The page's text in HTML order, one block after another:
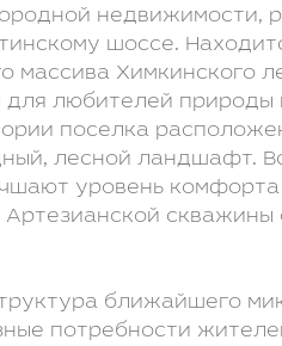
недвижимости,
шоссе.
массива Химкинского
для любителей природы
поселка
лесной ландшафт.
уровень
скважины
ближайшего
потребности